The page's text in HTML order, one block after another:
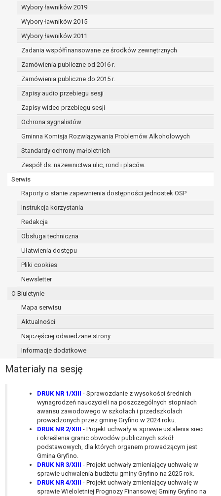
Wybory ławników 2019
Wybory ławników 2015
Wybory ławników 2011
Zadania współfinansowane ze środków zewnętrznych
Zamówienia publiczne od 2016 r.
Zamówienia publiczne do 2015 r.
Zapisy audio przebiegu sesji
Zapisy wideo przebiegu sesji
Ochrona sygnalistów
Gminna Komisja Rozwiązywania Problemów Alkoholowych
Standardy ochrony małoletnich
Zespół ds. nazewnictwa ulic, rond i placów.
Serwis
Raporty o stanie zapewnienia dostępności jednostek OSP
Instrukcja korzystania
Redakcja
Obsługa techniczna
Ułatwienia dostępu
Pliki cookies
Newsletter
O Biuletynie
Mapa serwisu
Aktualności
Najczęściej odwiedzane strony
Informacje dodatkowe
Materiały na sesję
DRUK NR 1/XIII - Sprawozdanie z wysokości średnich
wynagrodzeń nauczycieli na poszczególnych stopniach
awansu zawodowego w szkołach i przedszkolach
prowadzonych przez gminę Gryfino w 2024 roku.
DRUK NR 2/XIII - Projekt uchwały w sprawie ustalenia sieci
i określenia granic obwodów publicznych szkół
podstawowych, dla których organem prowadzącym jest
Gmina Gryfino.
DRUK NR 3/XIII - Projekt uchwały zmieniający uchwałę w
sprawie uchwalenia budżetu gminy Gryfino na 2025 rok.
DRUK NR 4/XIII - Projekt uchwały zmieniający uchwałę w
sprawie Wieloletniej Prognozy Finansowej Gminy Gryfino na
celu wywiązania się z obowiązku
wynikającego z przepisów prawa;
prawo do żądania ograniczenia
przetwarzania danych osobowych na
podstawie art. 18 RODO, w przypadku gdy:
osoba, której dane dotyczą
kwestionuje prawidłowość danych
osobowych – na okres pozwalający
administratorowi sprawdzić
prawidłowość tych danych,
przetwarzanie danych jest niezgodne
z prawem, a osoba, której dane
dotyczą, sprzeciwia się usunięciu
danych, żądając w zamian ich
ograniczenia,
której dane dotyczą, potrzebuje ich do
ustalenia, obrony lub dochodzenia
osoba, której dane dotyczą, wniosła
sprzeciw wobec przetwarzania
danych - do czasu ustalenia czy
stronie administratora są nadrzędne
podstawie art. 20 RODO, w przypadku gdy
łącznie spełnione są następujące przesłanki:
przetwarzanie danych odbywa się na
podstawie umowy zawartej z osobą,
której dane dotyczą lub na podstawie
zgody wyrażonej przez tą osobę,
przetwarzanie odbywa się w sposób
prawo sprzeciwu wobec przetwarzania
danych na podstawie art. 21 RODO, wobec
przetwarzania danych osobowych, którego
podstawą prawną jest:
niezbędność przetwarzania do
wykonania zadania realizowanego w
interesie publicznym lub w ramach
sprawowania władzy publicznej
powierzonej administratorowi bądź
niezbędność przetwarzania do celów